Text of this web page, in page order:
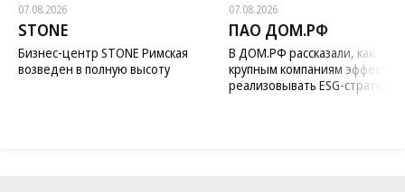
07.08.2026
STONE
Бизнес-центр STONE Римская
возведен в полную высоту
07.08.2026
ПАО ДОМ.РФ
В ДОМ.РФ рассказали, как
крупным компаниям
реализовывать ESG-стратегию